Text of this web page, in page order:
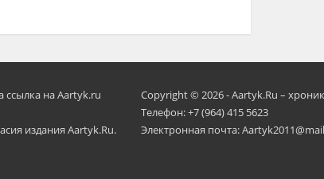
ссылка на Aartyk.ru
издания Aartyk.Ru.
Copyright © 2026 - Aartyk.Ru –
Телефон: +7 (964) 415 5623
Электронная почта: